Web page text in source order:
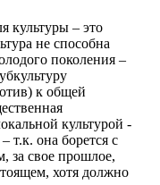
культуры – это
не способна
поколения –
к общей
культурой -
т.к. она борется с
за свое прошлое,
хотя должно